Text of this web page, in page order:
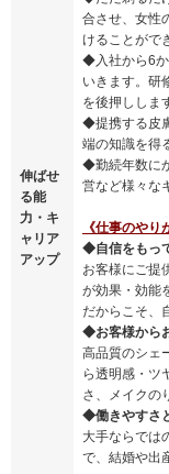
伸ばせ
る能
力・キ
ャリア
アップ
合させ、女性
けることがで
◆入社から6か
いきます。研
を後押ししま
◆提携する皮
端の知識を得
◆勤続年数に
営など様々な
《仕事のやり
◆自信をもっ
お客様にご提
が効果・効能
だからこそ、
◆お客様から
高品質のシェ
ら透明感・ツ
さ、メイクの
◆働きやすさ
大手ならでは
で、結婚や出